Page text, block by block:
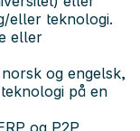
eller teknologi.
eller
og engelsk,
på en